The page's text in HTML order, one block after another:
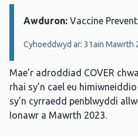
Manylion:
Awduron: Vaccine
Cyhoeddwyd ar: 31ain Mawrth
Mae’r adroddiad COVER
rhai sy’n cael eu
sy’n cyrraedd penblwyddi
Ionawr a Mawrth 2023.